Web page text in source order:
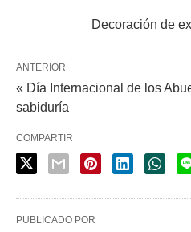
Decoración de
ANTERIOR
« Día Internacional de los
sabiduría
COMPARTIR
PUBLICADO POR